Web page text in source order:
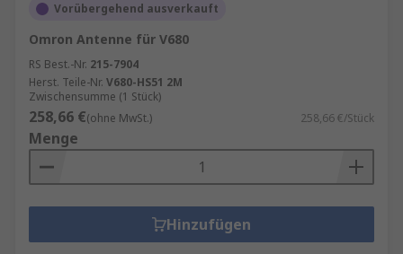
Vorübergehend ausverkauft
Omron Antenne für V680
RS Best.-Nr. 215-7904
Herst. Teile-Nr. V680-HS51 2M
Zwischensumme (1 Stück)
258,66 €(ohne MwSt.) 258,66 €/Stück
Menge
Hinzufügen